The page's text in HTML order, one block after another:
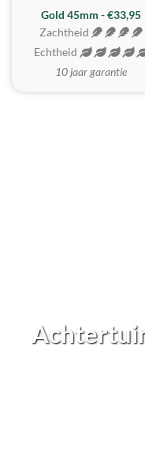
REALISTISCH
Gold 45mm - €33,95
Zachtheid
Echtheid
10 jaar garantie